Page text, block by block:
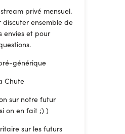
privé mensuel.
discuter ensemble de
envies et pour
générique
Chute
sur notre futur
on en fait ;) )
sur les futurs